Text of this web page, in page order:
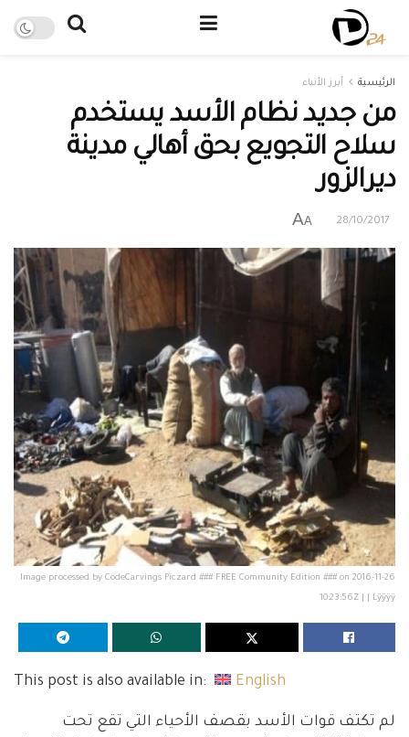
الرئيسية أبرز الأنباء
من جديد نظام الأسد يستخدم
سلاح التجويع بحق أهالي مدينة
ديرالزور
28/10/2017
A
A
Image processed by CodeCarvings Piczard ### FREE Community Edition ### on 2016-11-26
10:23:56Z | | Lÿÿÿÿ
This post is also available in: English
لم تكتف قوات الأسد بقصف الأحياء التي تقع تحت